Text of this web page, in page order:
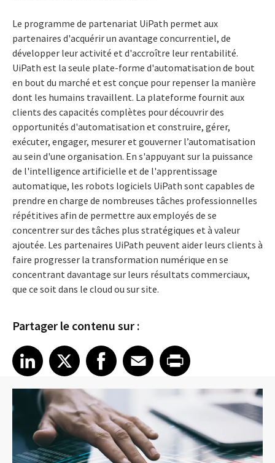
Le programme de partenariat UiPath permet aux
partenaires d'acquérir un avantage concurrentiel, de
développer leur activité et d'accroître leur rentabilité.
UiPath est la seule plate-forme d'automatisation de bout
en bout du marché et est conçue pour repenser la manière
dont les humains travaillent. La plateforme fournit aux
clients des capacités complètes pour découvrir des
opportunités d'automatisation et construire, gérer,
exécuter, engager, mesurer et gouverner l’automatisation
au sein d'une organisation. En s'appuyant sur la puissance
de l'intelligence artificielle et de l'apprentissage
automatique, les robots logiciels UiPath sont capables de
prendre en charge de nombreuses tâches professionnelles
répétitives afin de permettre aux employés de se
concentrer sur des tâches plus stratégiques et à valeur
ajoutée. Les partenaires UiPath peuvent aider leurs clients à
faire progresser la transformation numérique en se
concentrant davantage sur leurs résultats commerciaux,
que ce soit dans le cloud ou sur site.
Partager le contenu sur :
Share article on LinkedIn
LinkedIn
Share article on XShare article on Facebook
Facebook
Share article on Email
EmailShare article on Print